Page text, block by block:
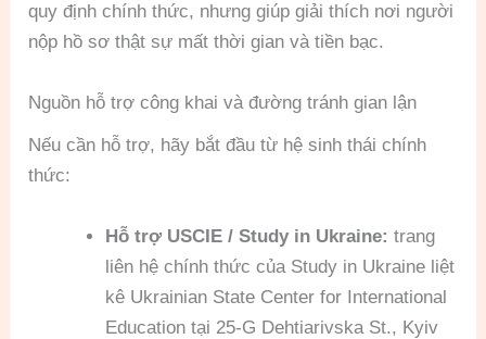
quy định chính thức, nhưng giúp giải thích nơi người
nộp hồ sơ thật sự mất thời gian và tiền bạc.
Nguồn hỗ trợ công khai và đường tránh gian lận
Nếu cần hỗ trợ, hãy bắt đầu từ hệ sinh thái chính
thức:
Hỗ trợ USCIE / Study in Ukraine: trang
liên hệ chính thức của Study in Ukraine liệt
kê Ukrainian State Center for International
Education tại 25-G Dehtiarivska St., Kyiv